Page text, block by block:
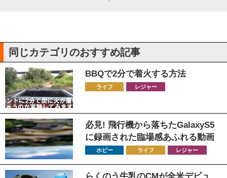
同じカテゴリのおすすめ記事
BBQで2分で着火する方法
ライフ レジャー
必見! 飛行機から落ちたGalaxyS5
に録画された臨場感あふれる動画
ホビー ライフ レジャー